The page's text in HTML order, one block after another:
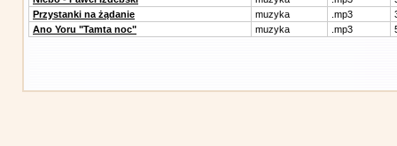
Przystanki na żądanie
muzyka .mp3
Ano Yoru "Tamta noc"
muzyka .mp3